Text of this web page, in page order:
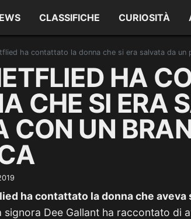
CLASSIFICHE CURIOSITÀ
ha contattato la donna che si era salvata da un
HA
CHE SI ERA
CON UN
ha contattato la donna che aveva
signora Dee Gallant ha raccontato di